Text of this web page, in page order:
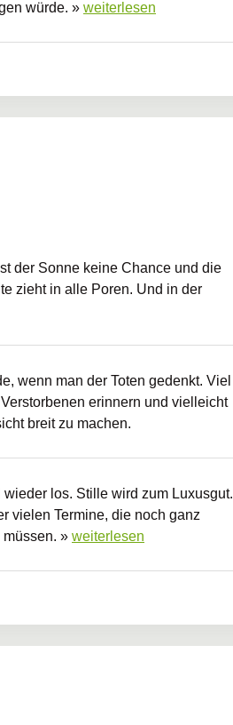
würde. » weiterlesen
der Sonne keine Chance und die
zieht in alle Poren. Und in der
wenn man der Toten gedenkt. Viel
erinnern und vielleicht
breit zu machen.
los. Stille wird zum Luxusgut.
vielen Termine, die noch ganz
» weiterlesen